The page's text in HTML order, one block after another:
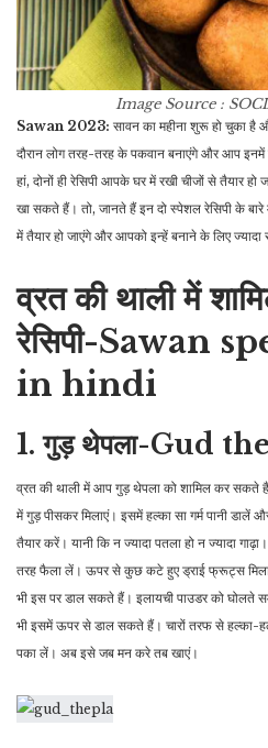
Image Source :
Sawan 2023: सावन का महीना शुरू हो चुका है
दौरान लोग तरह-तरह के पकवान बनाएंगे और आप
हां, दोनों ही रेसिपी आपके घर में रखी चीजों से तैयार
खा सकते हैं। तो, जानते हैं इन दो स्पेशल रेसिपी के
में तैयार हो जाएंगे और आपको इन्हें बनाने के लिए ज्यादा
व्रत की थाली में
रेसिपी-Sawan
in hindi
1. गुड़ थेपला-Gud
व्रत की थाली में आप गुड़ थेपला को शामिल कर
में गुड़ पीसकर मिलाएं। इसमें हल्का सा गर्म पानी
तैयार करें। यानी कि न ज्यादा पतला हो न ज्यादा
तरह फैला लें। ऊपर से कुछ कटे हुए ड्राई फ्रूट्स
भी इस पर डाल सकते हैं। इलायची पाउडर को घोलते
भी इसमें ऊपर से डाल सकते हैं। चारों तरफ से हल्का-
पका लें। अब इसे जब मन करे तब खाएं।